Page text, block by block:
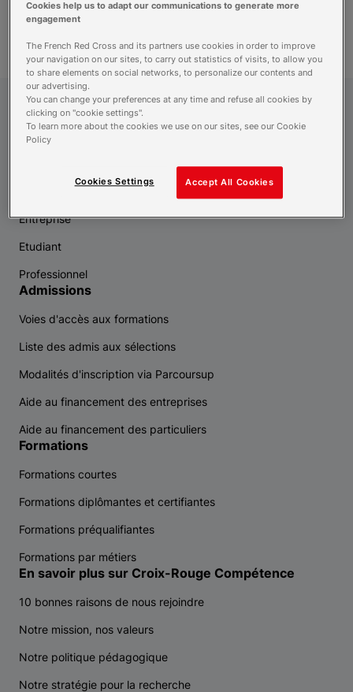
recherche
Croix-Rouge Compétence
Demandeur d'emploi
Entreprise
Etudiant
Professionnel
Admissions
Voies d'accès aux formations
Liste des admis aux sélections
Modalités d'inscription via Parcoursup
Aide au financement des entreprises
Aide au financement des particuliers
Formations
Formations courtes
Formations diplômantes et certifiantes
Formations préqualifiantes
Formations par métiers
En savoir plus sur Croix-Rouge Compétence
10 bonnes raisons de nous rejoindre
Notre mission, nos valeurs
Notre politique pédagogique
Notre stratégie pour la recherche
Cookies help us to adapt our communications to generate more
engagement
The French Red Cross and its partners use cookies in order to improve
your navigation on our sites, to carry out statistics of visits, to allow you
to share elements on social networks, to personalize our contents and
our advertising.
You can change your preferences at any time and refuse all cookies by
clicking on "cookie settings".
To learn more about the cookies we use on our sites, see our Cookie
Policy
Accept All Cookies
Cookies Settings